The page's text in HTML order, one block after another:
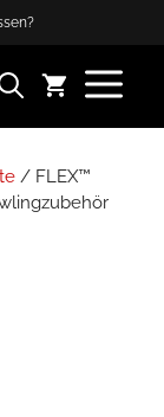
/ FLEX™